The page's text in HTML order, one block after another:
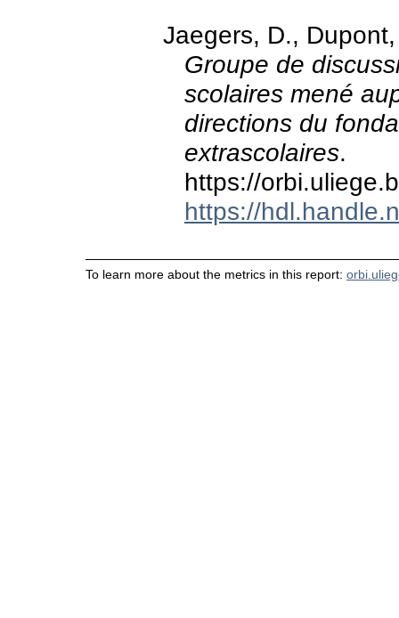
Jaegers, D.,
Groupe de
scolaires mené
directions du
extrascolaires.
https://
https://
To learn more about the metrics in this report: